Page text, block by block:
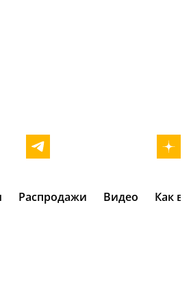
Распродажи Видео Как